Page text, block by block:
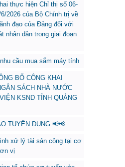
thực hiện Chỉ thị số 06-
2026 của Bộ Chính trị về
đạo của Đảng đối với
nhân dân trong giai đoạn
cầu mua sắm máy tính
BỐ CÔNG KHAI
SÁCH NHÀ NƯỚC
KSND TỈNH QUẢNG
TUYỂN DỤNG 📢📢
xử lý tài sản công tại cơ
vị